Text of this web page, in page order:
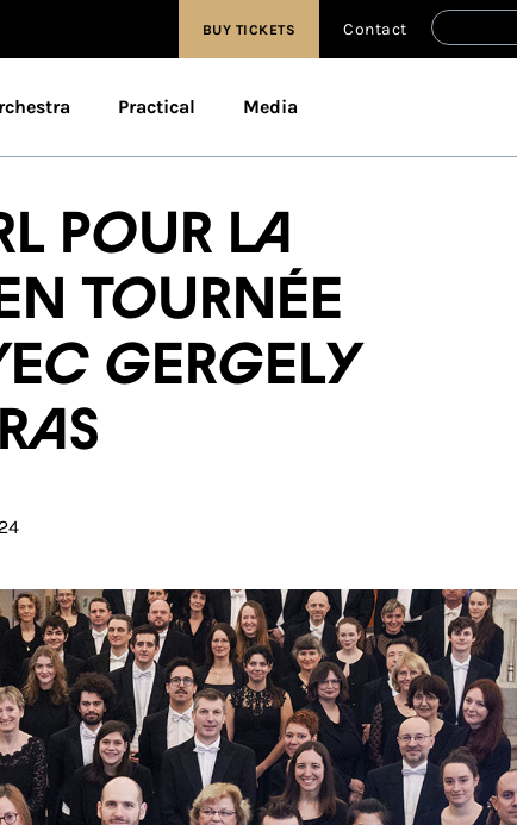
BUY TICKETS Contact
Practical Media
pour la
tournée
Gergely